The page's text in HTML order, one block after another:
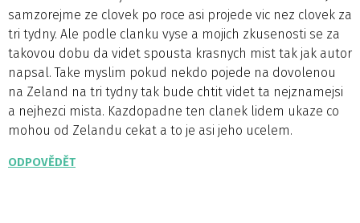
samzorejme ze clovek po roce asi projede vic nez clovek za
tri tydny. Ale podle clanku vyse a mojich zkusenosti se za
takovou dobu da videt spousta krasnych mist tak jak autor
napsal. Take myslim pokud nekdo pojede na dovolenou
na Zeland na tri tydny tak bude chtit videt ta nejznamejsi
a nejhezci mista. Kazdopadne ten clanek lidem ukaze co
mohou od Zelandu cekat a to je asi jeho ucelem.
ODPOVĚDĚT